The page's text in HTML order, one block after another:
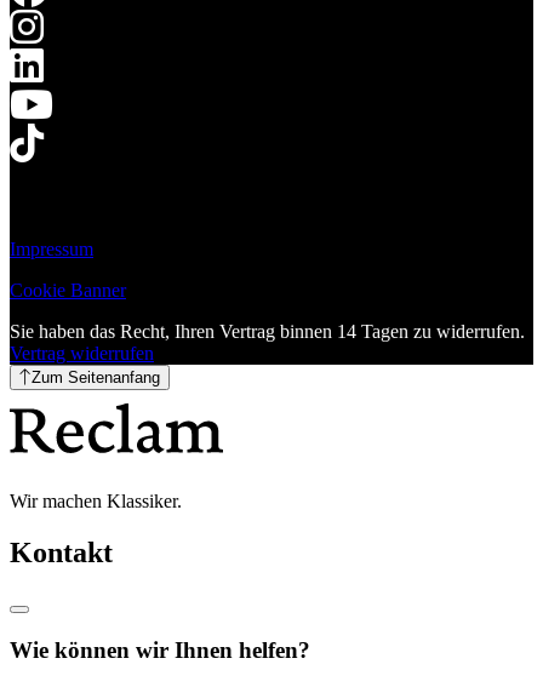
Impressum
Cookie Banner
Sie haben das Recht, Ihren Vertrag binnen 14 Tagen zu widerrufen.
Vertrag widerrufen
Zum Seitenanfang
Wir machen Klassiker.
Kontakt
Wie können wir Ihnen helfen?